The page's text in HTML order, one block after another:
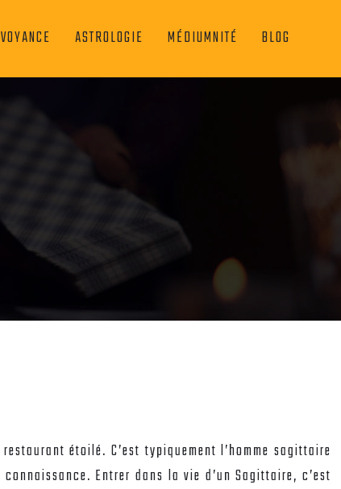
VOYANCE ASTROLOGIE MÉDIUMNITÉ BLOG
étoilé. C’est typiquement l’homme sagittaire
Entrer dans la vie d’un Sagittaire, c’est